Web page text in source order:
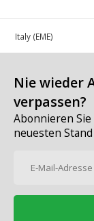
in Italy (EME)
Nie wieder
verpassen?
Abonnieren
neuesten